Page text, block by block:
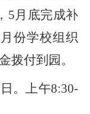
5月底完成补
份学校组织
拨付到园。
。上午8:30-